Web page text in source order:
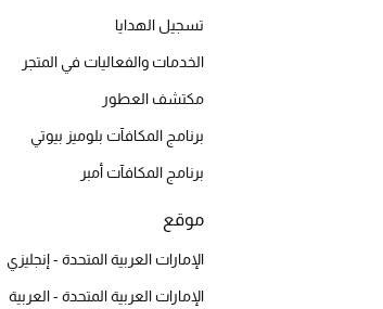
تسجيل الهدايا
الخدمات والفعاليات في المتجر
مكتشف العطور
برنامج المكافآت بلوميز بيوتي
برنامج المكافآت أمبر
موقع
الإمارات العربية المتحدة - إنجليزي
الإمارات العربية المتحدة - العربية